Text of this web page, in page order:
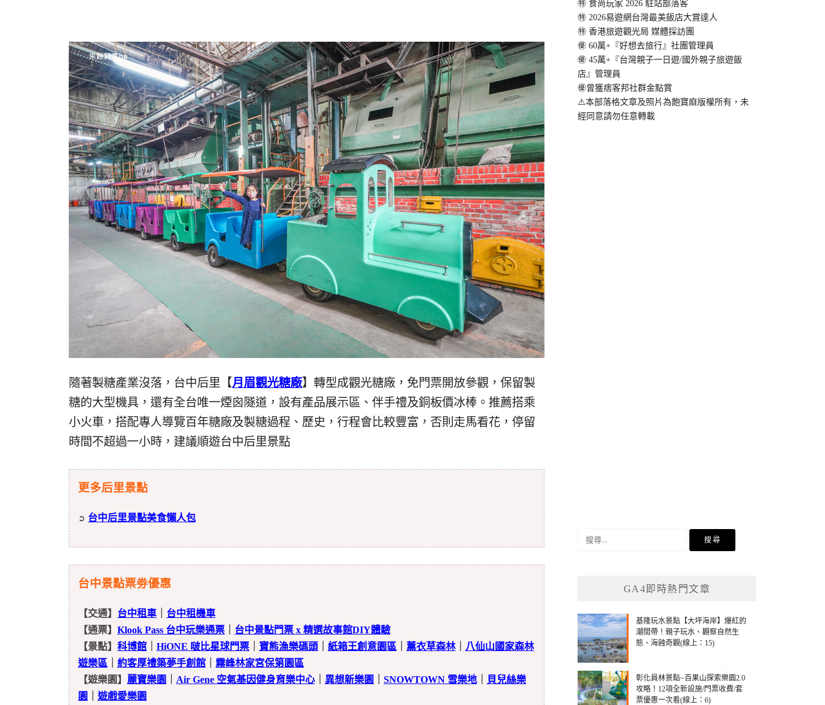
隨著製糖產業沒落，台中后里【月眉觀光糖廠】轉型成觀光糖廠，免門票開放參觀，保留製
糖的大型機具，還有全台唯一煙囪隧道，設有產品展示區、伴手禮及銅板價冰棒。推薦搭乘
小火車，搭配專人導覽百年糖廠及製糖過程、歷史，行程會比較豐富，否則走馬看花，停留
時間不超過一小時，建議順遊台中后里景點
更多后里景點
➲ 台中后里景點美食懶人包
台中景點票劵優惠
【交通】 台中租車
台中租機車
【通票】 Klook Pass 台中玩樂通票
台中景點門票 x 精選故事館DIY體驗
【景點】 科博館 HiONE 啵比星球門票 寶熊漁樂碼頭 紙箱王創意園區 薰衣草森林｜ 八仙山國家森林
遊樂區
約客厚禮築夢手創館
霧峰林家宮保第園區
【遊樂園】 麗寶樂園 Air Gene 空氣基因健身育樂中心 異想新樂園 SNOWTOWN 雪樂地
貝兒絲樂
園
遊戲愛樂園
㊕ 食尚玩家 2026 駐站部落客
㊕ 2026易遊網台灣最美飯店大賞達人
㊕ 香港旅遊觀光局 媒體採訪團
㊝ 60萬+『好想去旅行』社團管理員
㊝ 45萬+『台灣親子一日遊/國外親子旅遊飯
店』管理員
㊝曾獲痞客邦社群金點賞
⚠️本部落格文章及照片為飽寶麻版權所有，未
經同意請勿任意轉載
GA4即時熱門文章
基隆玩水景點【大坪海岸】爆紅的
潮間帶！親子玩水、觀察自然生
態、海蝕奇觀(線上：15)
彰化員林景點~百果山探索樂園2.0
攻略！12項全新設施/門票收費/套
票優惠一次看(線上：6)